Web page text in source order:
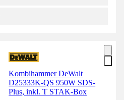
Kombihammer DeWalt
D25333K-QS 950W SDS-
Plus, inkl. T STAK-Box